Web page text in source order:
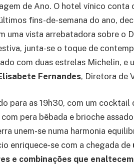
de Ano. O hotel vínico conta
fins-de-semana do ano,
uma vista arrebatadora sobre o
junta-se o toque de
com duas estrelas Michelin, e
Fernandes, Diretora de
para as 19h30, com um cocktail
pera bêbada e brioche
unem-se numa harmonia
enriquece-se com a chegada de
e combinações que